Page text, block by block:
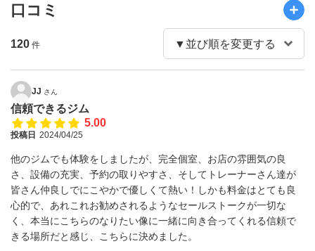
口コミ
120 件
JJ さん
信頼できるジム
5.00
投稿日 2024/04/25
他のジムでも体験をしましたが、完全個室、お店の雰囲気の良
さ、設備の充実、予約の取りやすさ、そしてトレーナーさん達が
皆さん仲良しでにこやかで優しくて熱い！しかも料金はとても良
心的で、あれこれお勧めされるようなセールストークが一切な
く、本当にこちらのなりたい像に一緒に向き合ってくれる信頼で
きる場所だと感じ、こちらに決めました。